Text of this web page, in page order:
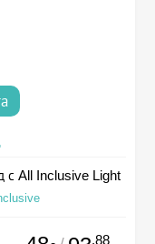
с All Inclusive Light
.88